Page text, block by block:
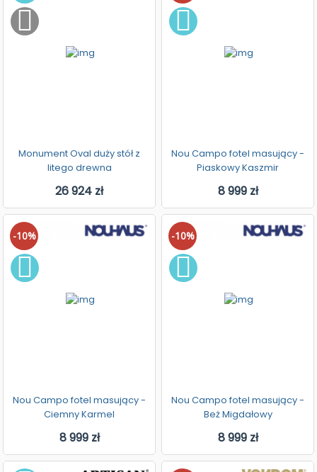
Monument Oval duży stół z
litego drewna
26 924 zł
Nou Campo fotel masujący -
Piaskowy Kaszmir
8 999 zł
-10%
Nou Campo fotel masujący -
Ciemny Karmel
8 999 zł
-10%
Nou Campo fotel masujący -
Beż Migdałowy
8 999 zł